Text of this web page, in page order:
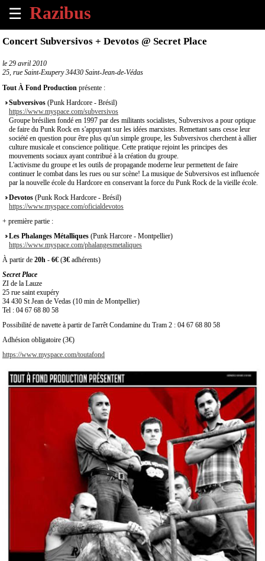
☰
×
Tous
évènements
à
venir
Annoncer
un
évènement
Contact
À
propos
Concert Subversivos + Devotos @ Secret Place
le 29 avril 2010
25, rue Saint-Exupery 34430 Saint-Jean-de-Védas
Tout À Fond Production présente :
Subversivos (Punk Hardcore - Brésil)
https://www.myspace.com/subversivos
Groupe brésilien fondé en 1997 par des militants socialistes, Subversivos a pour optique
de faire du Punk Rock en s'appuyant sur les idées marxistes. Remettant sans cesse leur
société en question pour être plus qu'un simple groupe, les Subversivos cherchent à allier
culture musicale et conscience politique. Cette pratique rejoint les principes des
mouvements sociaux ayant contribué à la création du groupe.
L'activisme du groupe et les outils de propagande moderne leur permettent de faire
continuer le combat dans les rues ou sur scène! La musique de Subversivos est influencée
par la nouvelle école du Hardcore en conservant la force du Punk Rock de la vieille école.
Devotos (Punk Rock Hardcore - Brésil)
https://www.myspace.com/oficialdevotos
+ première partie :
Les Phalanges Métalliques (Punk Harcore - Montpellier)
https://www.myspace.com/phalangesmetaliques
À partir de 20h - 6€ (3€ adhérents)
Secret Place
ZI de la Lauze
25 rue saint exupéry
34 430 St Jean de Vedas (10 min de Montpellier)
Tel : 04 67 68 80 58
Possibilité de navette à partir de l'arrêt Condamine du Tram 2 : 04 67 68 80 58
Adhésion obligatoire (3€)
https://www.myspace.com/toutafond